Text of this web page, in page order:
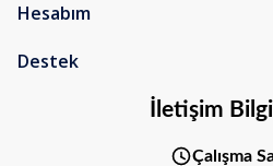
Hesabım
Destek
İletişim
Çalışma